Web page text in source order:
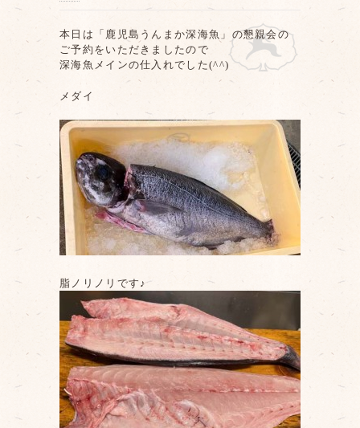
本日は「鹿児島うんまか深海魚」の懇親会の
ご予約をいただきましたので
深海魚メインの仕入れでした(^^)
メダイ
脂ノリノリです♪